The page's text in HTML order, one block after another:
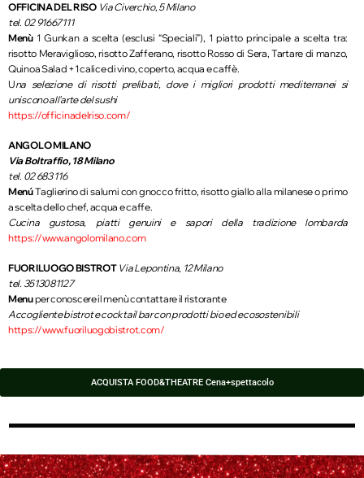
OFFICINA DEL RISO Via Civerchio, 5 Milano
tel. 02 91667111
Menù1 Gunkan a scelta (esclusi “Speciali”), 1 piatto principale a scelta tra:
risotto Meraviglioso, risotto Zafferano, risotto Rosso di Sera, Tartare di manzo,
Quinoa Salad +1 calice di vino, coperto, acqua e caffè.
Una selezione di risotti prelibati, dove i migliori prodotti mediterranei si
uniscono all’arte delsushi
https://officinadelriso.com/
ANGOLO MILANO
Via Boltraffio, 18 Milano
tel. 02 683 116
MenúTaglierino di salumi con gnocco fritto, risotto giallo alla milanese o primo
a scelta dello chef, acqua e caffe.
Cucina gustosa, piatti genuini e sapori della tradizione lombarda
https://www.angolomilano.com
FUORILUOGO BISTROT Via Lepontina, 12 Milano
tel. 3513081127
Menuper conoscere il menù contattare il ristorante
Accogliente bistrot e cocktail bar con prodotti bio ed ecosostenibili
https://www.fuoriluogobistrot.com/
ACQUISTA FOOD&THEATRE Cena+spettacolo